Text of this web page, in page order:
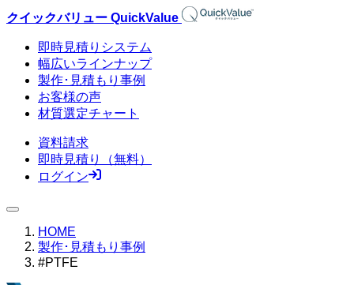
クイックバリュー QuickValue
即時見積りシステム
幅広いラインナップ
製作･見積もり事例
お客様の声
材質選定チャート
資料請求
即時見積り
（無料）
ログイン
HOME
製作･見積もり事例
#PTFE